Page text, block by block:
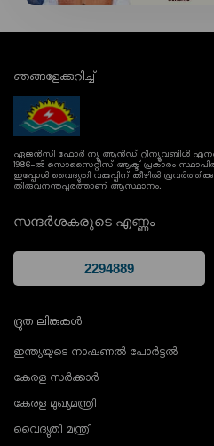
ഞങ്ങളേക്കുറിച്ച്
ഏജൻസി ഫോർ ന്യൂ ആൻഡ് റിന്യൂവബിൾ എനർജി
1986-ൽ സൊസൈറ്റീസ് ആക്ട് പ്രകാരം
ഇപ്പോൾ വൈദ്യുതി വകുപ്പിന് കീഴിൽ
തിരുവനന്തപുരത്താണ് ആസ്ഥാനം.
സന്ദർശകരുടെ എണ്ണം
ദ്രുത ലിങ്കുകൾ
ഇന്ത്യയുടെ നാഷണൽ പോർട്ടൽ
കേരള സർക്കാർ
കേരള മുഖ്യമന്ത്രി
വൈദ്യുതി മന്ത്രി